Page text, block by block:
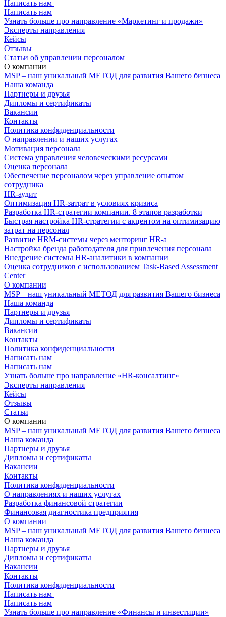
Написать нам
Написать нам
Узнать больше про направление «Маркетинг и продажи»
Эксперты направления
Кейсы
Отзывы
Статьи об управлении персоналом
О компании
MSP – наш уникальный МЕТОД для развития Вашего бизнеса
Наша команда
Партнеры и друзья
Дипломы и сертификаты
Вакансии
Контакты
Политика конфиденциальности
О направлении и наших услугах
Мотивация персонала
Система управления человеческими ресурсами
Оценка персонала
Обеспечение персоналом через управление опытом
сотрудника
HR-аудит
Оптимизация HR-затрат в условиях кризиса
Разработка HR-стратегии компании. 8 этапов разработки
Быстрая настройка HR-стратегии с акцентом на оптимизацию
затрат на персонал
Развитие HRM-системы через менторинг HR-а
Настройка бренда работодателя для привлечения персонала
Внедрение системы HR-аналитики в компании
Оценка сотрудников с использованием Task-Based Assessment
Center
О компании
MSP – наш уникальный МЕТОД для развития Вашего бизнеса
Наша команда
Партнеры и друзья
Дипломы и сертификаты
Вакансии
Контакты
Политика конфиденциальности
Написать нам
Написать нам
Узнать больше про направление «HR-консалтинг»
Эксперты направления
Кейсы
Отзывы
Статьи
О компании
MSP – наш уникальный МЕТОД для развития Вашего бизнеса
Наша команда
Партнеры и друзья
Дипломы и сертификаты
Вакансии
Контакты
Политика конфиденциальности
О направлениях и наших услугах
Разработка финансовой стратегии
Финансовая диагностика предприятия
О компании
MSP – наш уникальный МЕТОД для развития Вашего бизнеса
Наша команда
Партнеры и друзья
Дипломы и сертификаты
Вакансии
Контакты
Политика конфиденциальности
Написать нам
Написать нам
Узнать больше про направление «Финансы и инвестиции»